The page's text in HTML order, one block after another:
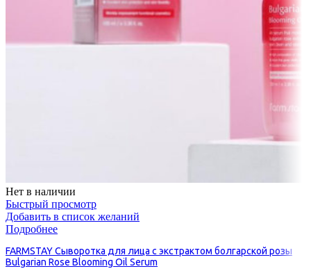
Нет в наличии
Быстрый просмотр
Добавить в список желаний
Подробнее
FARMSTAY Сыворотка для лица с экстрактом болгарской розы
Bulgarian Rose Blooming Oil Serum